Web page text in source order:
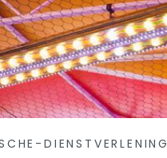
DIENSTVERLENING